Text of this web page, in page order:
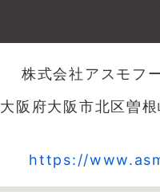
株式会社アスモフ
大阪府大阪市北区曽
https://